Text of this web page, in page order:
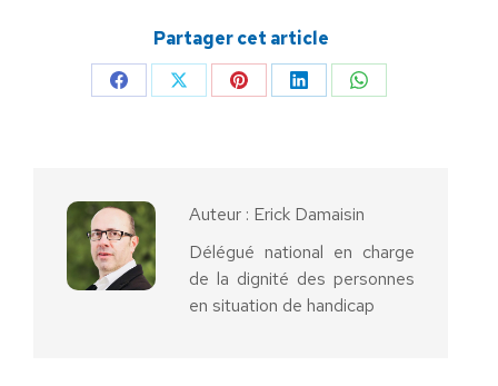
Partager cet article
PartagerPartagerPartagerPartagerPartager
Auteur : Erick Damaisin
Délégué national en charge
de la dignité des personnes
en situation de handicap